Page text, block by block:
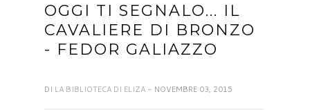
OGGI TI SEGNALO... IL
CAVALIERE DI BRONZO
- FEDOR GALIAZZO
DI LA BIBLIOTECA DI ELIZA - NOVEMBRE 03, 2015